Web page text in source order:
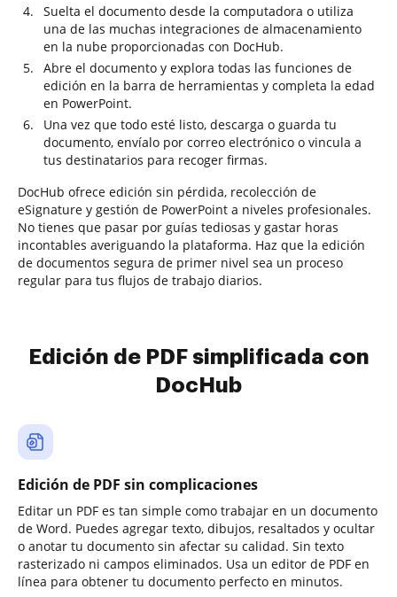
Suelta el documento desde la computadora o utiliza
una de las muchas integraciones de almacenamiento
en la nube proporcionadas con DocHub.
Abre el documento y explora todas las funciones de
edición en la barra de herramientas y completa la edad
en PowerPoint.
Una vez que todo esté listo, descarga o guarda tu
documento, envíalo por correo electrónico o vincula a
tus destinatarios para recoger firmas.
DocHub ofrece edición sin pérdida, recolección de
eSignature y gestión de PowerPoint a niveles profesionales.
No tienes que pasar por guías tediosas y gastar horas
incontables averiguando la plataforma. Haz que la edición
de documentos segura de primer nivel sea un proceso
regular para tus flujos de trabajo diarios.
Edición de PDF simplificada con
DocHub
Edición de PDF sin complicaciones
Editar un PDF es tan simple como trabajar en un documento
de Word. Puedes agregar texto, dibujos, resaltados y ocultar
o anotar tu documento sin afectar su calidad. Sin texto
rasterizado ni campos eliminados. Usa un editor de PDF en
línea para obtener tu documento perfecto en minutos.